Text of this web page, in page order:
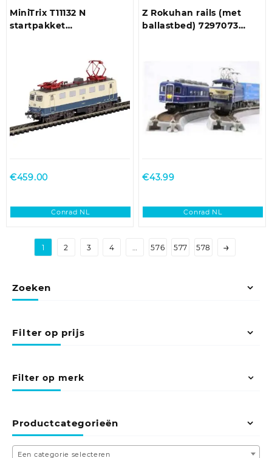
MiniTrix T11132 N
startpakket
€459.00
Conrad NL
Z Rokuhan rails (met
ballastbed) 7297073
€43.99
Conrad NL
1 2 3 4 576 577 578 →
Zoeken
Filter op prijs
Filter op merk
Productcategorieën
Een categorie selecteren